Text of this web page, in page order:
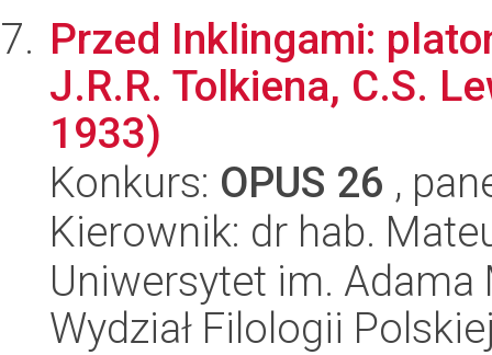
Przed Inklingami:
J.R.R. Tolkiena, C.S.
1933)
Konkurs: OPUS 26 ,
Kierownik: dr hab.
Uniwersytet im.
Wydział Filologii